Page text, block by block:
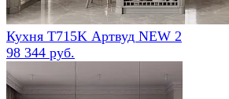
Кухня Т715K Артвуд NEW 2
98 344 руб.